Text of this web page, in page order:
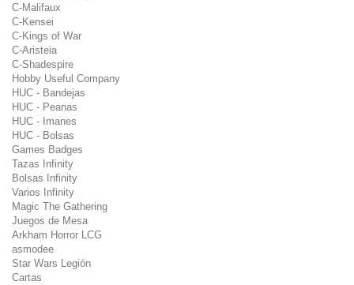
C-Malifaux
C-Kensei
C-Kings of War
C-Aristeia
C-Shadespire
Hobby Useful Company
HUC - Bandejas
HUC - Peanas
HUC - Imanes
HUC - Bolsas
Games Badges
Tazas Infinity
Bolsas Infinity
Varios Infinity
Magic The Gathering
Juegos de Mesa
Arkham Horror LCG
asmodee
Star Wars Legión
Cartas